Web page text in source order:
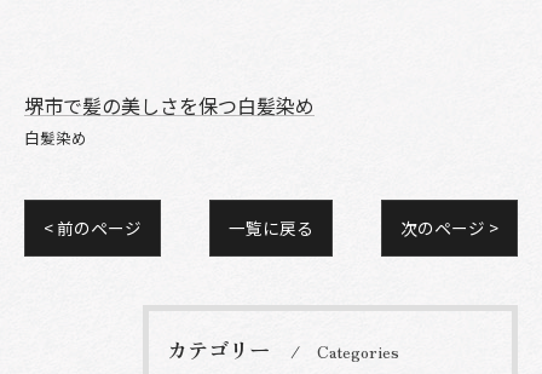
堺市で髪の美しさを保つ白髪染め
白髪染め
< 前のページ 一覧に戻る 次のページ >
カテゴリー Categories